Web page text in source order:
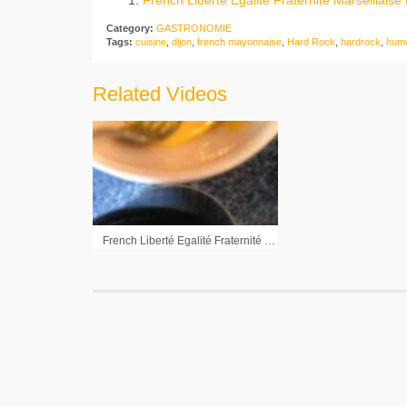
Category: GASTRONOMIE
Tags: cuisine dijon french mayonnaise Hard Rock hardrock
Related Videos